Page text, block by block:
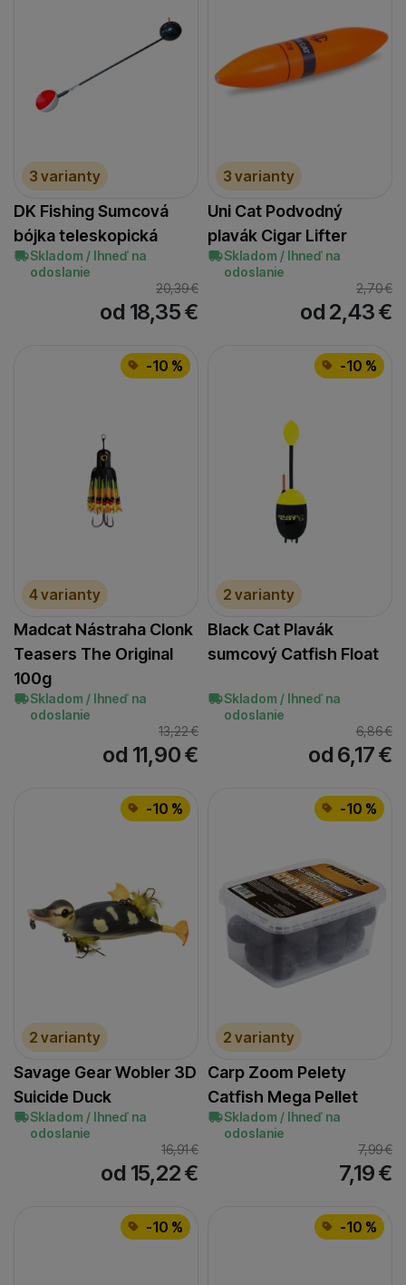
3 varianty
DK Fishing Sumcová
bójka teleskopická
Skladom / Ihneď na
odoslanie
20,39€
od 18,35€
3 varianty
Uni Cat Podvodný
plavák Cigar Lifter
Skladom / Ihneď na
odoslanie
2,70€
od 2,43€
-10 %
4 varianty
Madcat Nástraha Clonk
Teasers The Original
100g
Skladom / Ihneď na
odoslanie
13,22€
od 11,90€
-10 %
2 varianty
Black Cat Plavák
sumcový Catfish Float
Skladom / Ihneď na
odoslanie
6,86€
od 6,17€
-10 %
2 varianty
Savage Gear Wobler 3D
Suicide Duck
Skladom / Ihneď na
odoslanie
16,91€
od 15,22€
-10 %
2 varianty
Carp Zoom Pelety
Catfish Mega Pellet
Skladom / Ihneď na
odoslanie
7,99€
7,19€
-10 % -10 %